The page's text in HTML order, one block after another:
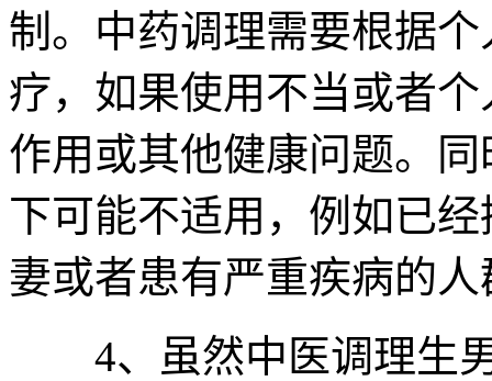
制。中药调理需要根据
疗，如果使用不当或者
作用或其他健康问题。
下可能不适用，例如已
妻或者患有严重疾病的人
4、虽然中医调理生男